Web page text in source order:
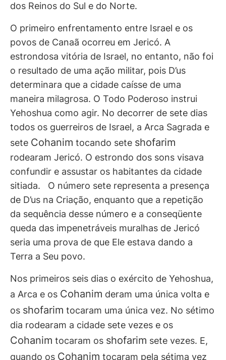
dos Reinos do Sul e do Norte.
O primeiro enfrentamento entre Israel e os
povos de Canaã ocorreu em Jericó. A
estrondosa vitória de Israel, no entanto, não foi
o resultado de uma ação militar, pois D’us
determinara que a cidade caísse de uma
maneira milagrosa. O Todo Poderoso instrui
Yehoshua como agir. No decorrer de sete dias
todos os guerreiros de Israel, a Arca Sagrada e
sete Cohanim tocando sete shofarim
rodearam Jericó. O estrondo dos sons visava
confundir e assustar os habitantes da cidade
sitiada. O número sete representa a presença
de D’us na Criação, enquanto que a repetição
da sequência desse número e a conseqüente
queda das impenetráveis muralhas de Jericó
seria uma prova de que Ele estava dando a
Terra a Seu povo.
Nos primeiros seis dias o exército de Yehoshua,
a Arca e os Cohanim deram uma única volta e
os shofarim tocaram uma única vez. No sétimo
dia rodearam a cidade sete vezes e os
Cohanim tocaram os shofarim sete vezes. E,
quando os Cohanim tocaram pela sétima vez